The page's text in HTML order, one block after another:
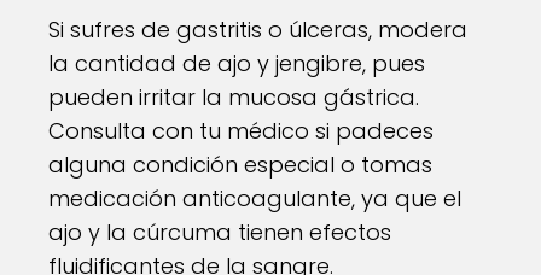
Si sufres de gastritis o úlceras, modera
la cantidad de ajo y jengibre, pues
pueden irritar la mucosa gástrica.
Consulta con tu médico si padeces
alguna condición especial o tomas
medicación anticoagulante, ya que el
ajo y la cúrcuma tienen efectos
fluidificantes de la sangre.